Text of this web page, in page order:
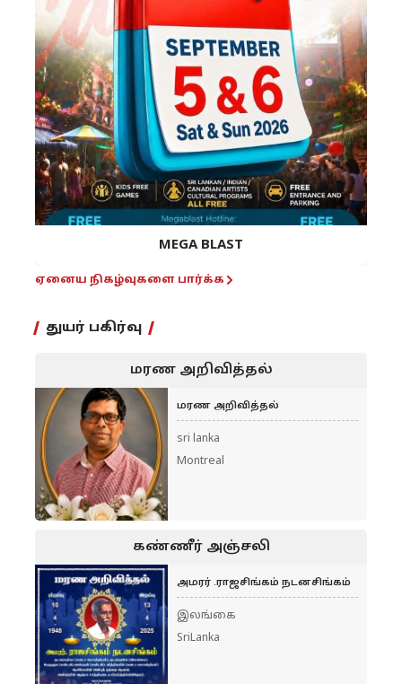
MEGA BLAST
ஏனைய நிகழ்வுகளை பார்க்க
துயர் பகிர்வு
மரண அறிவித்தல்
மரண அறிவித்தல்
sri lanka
Montreal
கண்ணீர் அஞ்சலி
அமரர் .ராஜசிங்கம் நடனசிங்கம்
இலங்கை
SriLanka